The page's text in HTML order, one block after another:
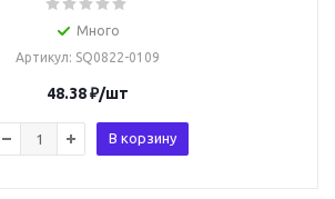
Много
Артикул: SQ0822-0109
48.38₽/шт
В корзину